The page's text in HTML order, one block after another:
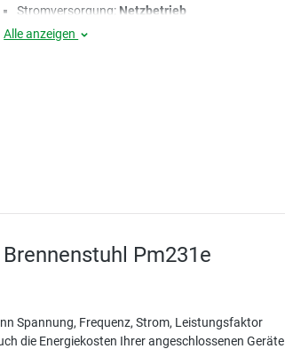
Stromversorgung: Netzbetrieb
Alle anzeigen
Pm231e
Spannung, Frequenz, Strom, Leistungsfaktor
die Energiekosten Ihrer angeschlossenen Geräte